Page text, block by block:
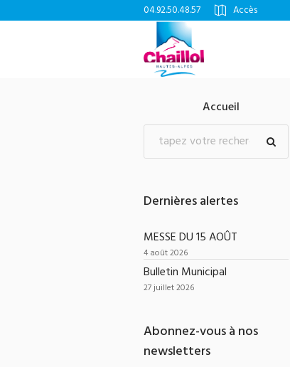
04.92.50.48.57 Accès
Accueil
Dernières alertes
MESSE DU 15 AOÛT
4 août 2026
Bulletin Municipal
27 juillet 2026
Abonnez-vous à nos
newsletters